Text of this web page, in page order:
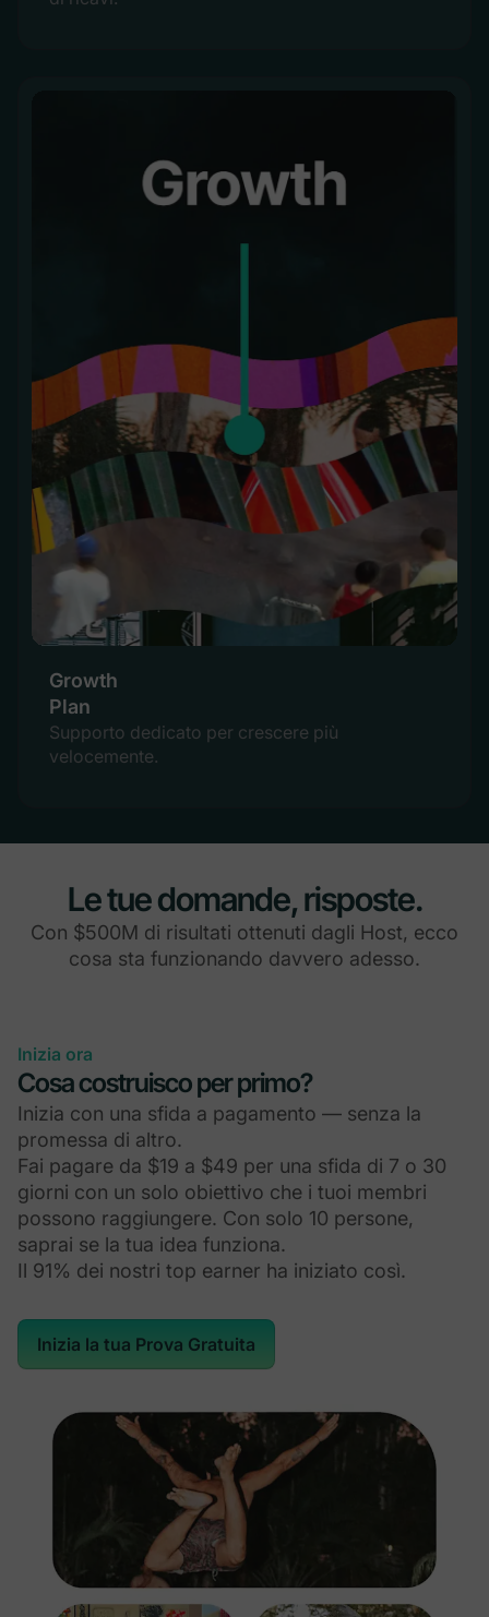
Growth
Plan
Supporto dedicato per crescere più
velocemente.
Le tue domande, risposte.
Con $500M di risultati ottenuti dagli Host, ecco
cosa sta funzionando davvero adesso.
Inizia ora
Cosa costruisco per primo?
Inizia con una sfida a pagamento — senza la
promessa di altro.
Fai pagare da $19 a $49 per una sfida di 7 o 30
giorni con un solo obiettivo che i tuoi membri
possono raggiungere. Con solo 10 persone,
saprai se la tua idea funziona.
Il 91% dei nostri top earner ha iniziato così.
Inizia la tua Prova Gratuita